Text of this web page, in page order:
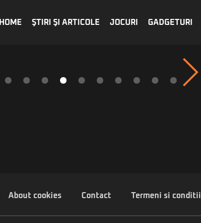
HOME ŞTIRI ŞI ARTICOLE JOCURI GADGETURI
About cookies Contact Termeni si conditii